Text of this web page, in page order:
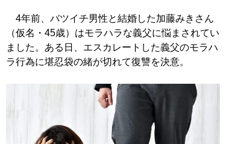
4年前、バツイチ男性と結婚した加藤みきさん
（仮名・45歳）はモラハラな義父に悩まされてい
ました。ある日、エスカレートした義父のモラハ
ラ行為に堪忍袋の緒が切れて復讐を決意。